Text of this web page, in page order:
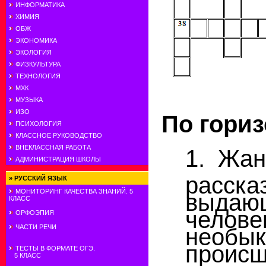
ИНФОРМАТИКА
ХИМИЯ
ОБЖ
ЭКОНОМИКА
ЭКОЛОГИЯ
ФИЗКУЛЬТУРА
ТЕХНОЛОГИЯ
МХК
МУЗЫКА
ИЗО
ПСИХОЛОГИЯ
КЛАССНОЕ РУКОВОДСТВО
ВНЕКЛАССНАЯ РАБОТА
АДМИНИСТРАЦИЯ ШКОЛЫ
» РУССКИЙ ЯЗЫК
МОНИТОРИНГ КАЧЕСТВА ЗНАНИЙ. 5
КЛАСС
ОРФОЭПИЯ
ЧАСТИ РЕЧИ
ТЕСТЫ В ФОРМАТЕ ОГЭ.
5 КЛАСС
По
1.